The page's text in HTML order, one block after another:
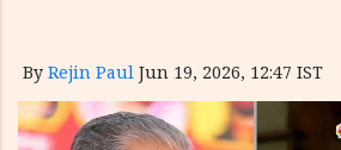
By Rejin Paul Jun 19, 2026, 12:47 IST